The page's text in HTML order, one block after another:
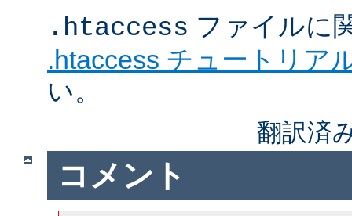
.htaccess ファイルに
.htaccess チュートリア
い。
翻訳済
コメント